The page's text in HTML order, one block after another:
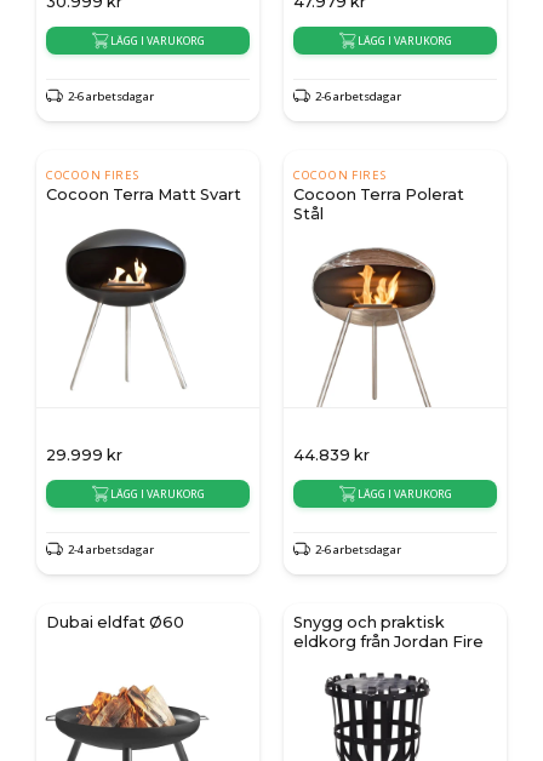
LÄGG I VARUKORG
2-6 arbetsdagar
LÄGG I VARUKORG
2-6 arbetsdagar
COCOON FIRES
Cocoon Terra Matt Svart
29.999 kr
LÄGG I VARUKORG
2-4 arbetsdagar
COCOON FIRES
Cocoon Terra Polerat
Stål
44.839 kr
LÄGG I VARUKORG
2-6 arbetsdagar
Dubai eldfat Ø60
Snygg och praktisk
eldkorg från Jordan Fire